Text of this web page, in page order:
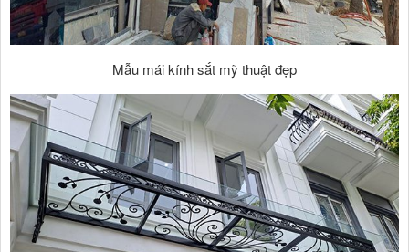
Mẫu mái kính sắt mỹ thuật đẹp